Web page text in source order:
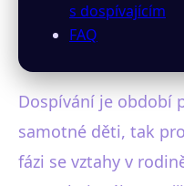
s dospívajícím
FAQ
Dospívání je období
samotné děti, tak
fázi se vztahy v